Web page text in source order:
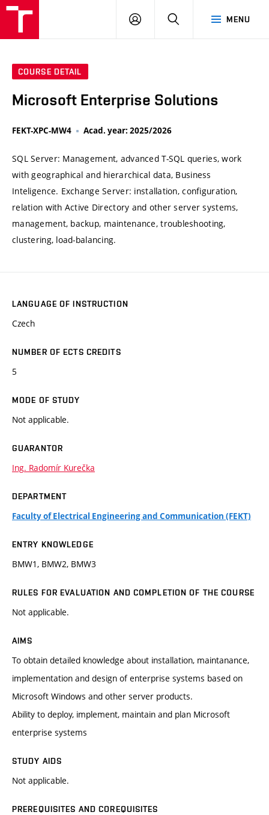
MENU
LOG
SEARCH
COURSE DETAIL
Microsoft Enterprise Solutions
FEKT-XPC-MW4 Acad. year: 2025/2026
SQL Server: Management, advanced T-SQL queries, work
with geographical and hierarchical data, Business
Inteligence. Exchange Server: installation, configuration,
relation with Active Directory and other server systems,
management, backup, maintenance, troubleshooting,
clustering, load-balancing.
LANGUAGE OF INSTRUCTION
Czech
NUMBER OF ECTS CREDITS
5
MODE OF STUDY
Not applicable.
GUARANTOR
Ing. Radomír Kurečka
DEPARTMENT
Faculty of Electrical Engineering and Communication (FEKT)
ENTRY KNOWLEDGE
BMW1, BMW2, BMW3
RULES FOR EVALUATION AND COMPLETION OF THE COURSE
Not applicable.
AIMS
To obtain detailed knowledge about installation, maintanance,
implementation and design of enterprise systems based on
Microsoft Windows and other server products.
Ability to deploy, implement, maintain and plan Microsoft
enterprise systems
STUDY AIDS
Not applicable.
PREREQUISITES AND COREQUISITES